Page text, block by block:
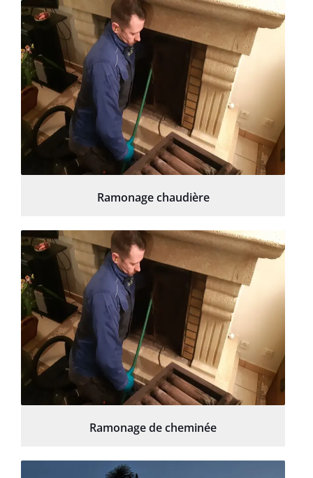
Ramonage chaudière
Ramonage de cheminée